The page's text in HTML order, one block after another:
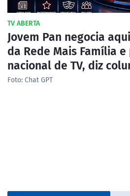
TV ABERTA
Jovem Pan negocia
da Rede Mais Família
nacional de TV, diz
Foto: Chat GPT